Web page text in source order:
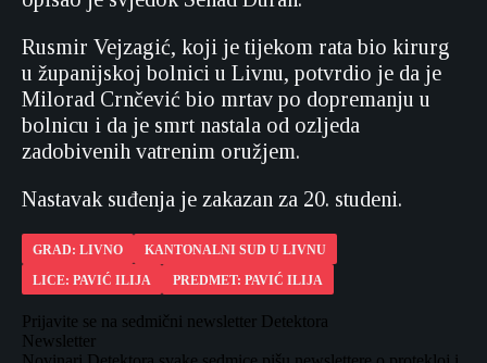
Rusmir Vejzagić, koji je tijekom rata bio kirurg
u županijskoj bolnici u Livnu, potvrdio je da je
Milorad Crnčević bio mrtav po dopremanju u
bolnicu i da je smrt nastala od ozljeda
zadobivenih vatrenim oružjem.
Nastavak suđenja je zakazan za 20. studeni.
GRAD: LIVNO
KANTONALNI SUD U LIVNU
LICE: PAVIĆ ILIJA
PREDMET: PAVIĆ ILIJA
Prijavite se na sedmični newsletter Detektora
Newsletter